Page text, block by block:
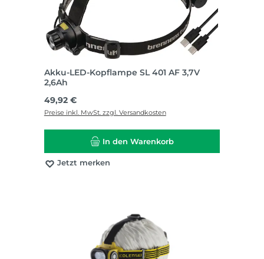
Akku-LED-Kopflampe SL 401 AF 3,7V
2,6Ah
Regulärer Preis:
49,92 €
Preise inkl. MwSt. zzgl. Versandkosten
In den Warenkorb
Jetzt merken